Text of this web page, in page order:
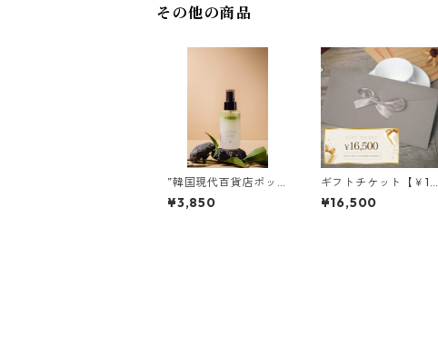
その他の商品
”韓国現代百貨店ポッ
プアップ商品”スキ
ン・ボディミスト/ヴ
¥3,850
ギフトチケット【￥16,
500】送料込
¥16,500